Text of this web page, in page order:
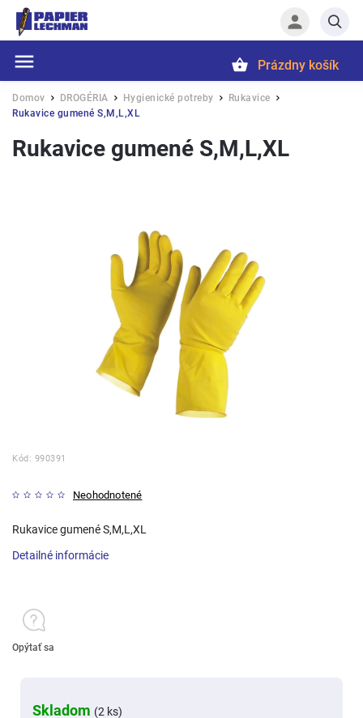
Hľadať
Prázdny košík
Domov / DROGÉRIA / Hygienické potreby / Rukavice /
Rukavice gumené S,M,L,XL
Rukavice gumené S,M,L,XL
Kód: 990391
Neohodnotené
Skladom (2 ks)
Rukavice gumené S,M,L,XL
Detailné informácie
Opýtať sa